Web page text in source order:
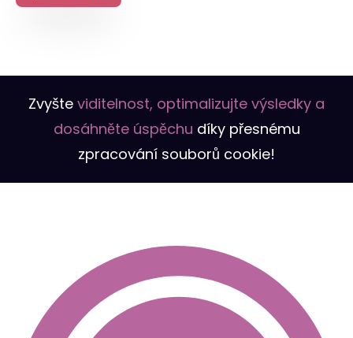
Zvyšte viditelnost, optimalizujte výsledky a
dosáhněte úspěchu díky přesnému
zpracování souborů cookie!